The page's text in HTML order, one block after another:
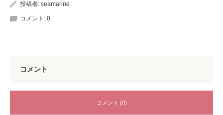
投稿者: seamarine
コメント: 0
コメント
コメント (0)